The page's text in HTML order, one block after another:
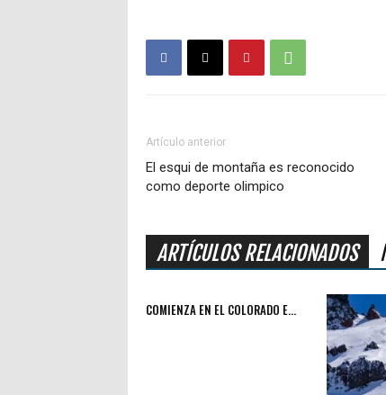
Artículo anterior
El esqui de montaña es reconocido
como deporte olimpico
ARTÍCULOS RELACIONADOS
COMIENZA EN EL COLORADO E...